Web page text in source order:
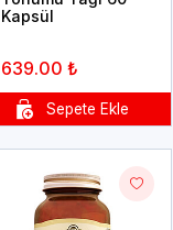
Kapsül
639.00 ₺